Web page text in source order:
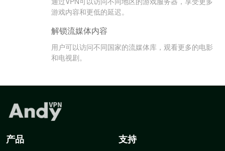
游戏内容和更低的延迟。
解锁流媒体内容
用户可以访问不同国家的流媒体库，观看更多的电影
和电视剧。
产品 支持